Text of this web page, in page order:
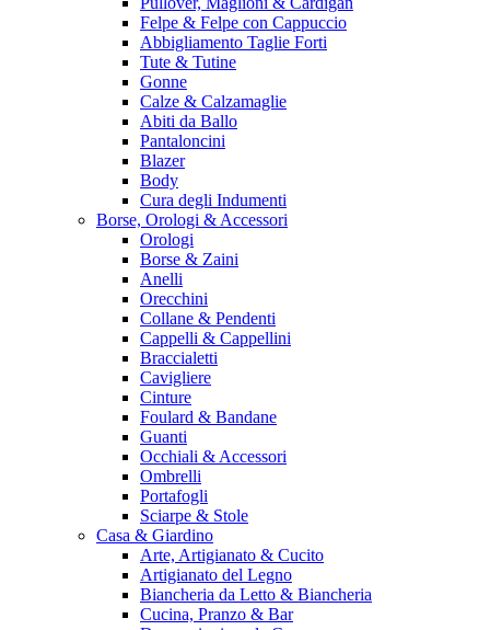
Felpe & Felpe con Cappuccio
Abbigliamento Taglie Forti
Tute & Tutine
Gonne
Calze & Calzamaglie
Abiti da Ballo
Pantaloncini
Blazer
Body
Cura degli Indumenti
Borse, Orologi & Accessori
Orologi
Borse & Zaini
Anelli
Orecchini
Collane & Pendenti
Cappelli & Cappellini
Braccialetti
Cavigliere
Cinture
Foulard & Bandane
Guanti
Occhiali & Accessori
Ombrelli
Portafogli
Sciarpe & Stole
Casa & Giardino
Arte, Artigianato & Cucito
Artigianato del Legno
Biancheria da Letto & Biancheria
Cucina, Pranzo & Bar